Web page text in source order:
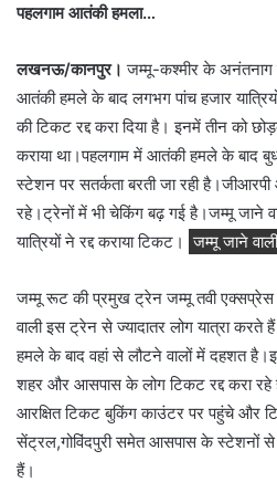
पहलगाम आतंकी हमला…
लखनऊ/कानपुर।जम्मू-कश्मीर के अनंतनाग
आतंकी हमले के बाद लगभग पांच हजार
की टिकट रद्द करा दिया है। इनमें तीन को
कराया था।पहलगाम में आतंकी हमले के बाद
स्टेशन पर सतर्कता बरती जा रही
रहे।ट्रेनों में भी चेकिंग बढ़ गई है।जम्मू जाने
यात्रियों ने रद्द कराया टिकट। जम्मू जाने
जम्मू रूट की प्रमुख ट्रेन जम्मू तवी एक्सप्रेस
वाली इस ट्रेन से ज्यादातर लोग यात्रा करते
हमले के बाद वहां से लौटने वालों में दहशत
शहर और आसपास के लोग टिकट रद्द करा रहे
आरक्षित टिकट बुकिंग काउंटर पर पहुंचे और
सेंट्रल,गोविंदपुरी समेत आसपास के स्टेशनों से
हैं।